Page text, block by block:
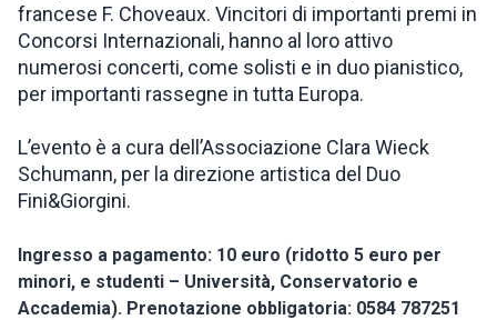
francese F. Choveaux. Vincitori di importanti premi in
Concorsi Internazionali, hanno al loro attivo
numerosi concerti, come solisti e in duo pianistico,
per importanti rassegne in tutta Europa.
L’evento è a cura dell’Associazione Clara Wieck
Schumann, per la direzione artistica del Duo
Fini&Giorgini.
Ingresso a pagamento: 10 euro (ridotto 5 euro per
minori, e studenti – Università, Conservatorio e
Accademia). Prenotazione obbligatoria: 0584 787251